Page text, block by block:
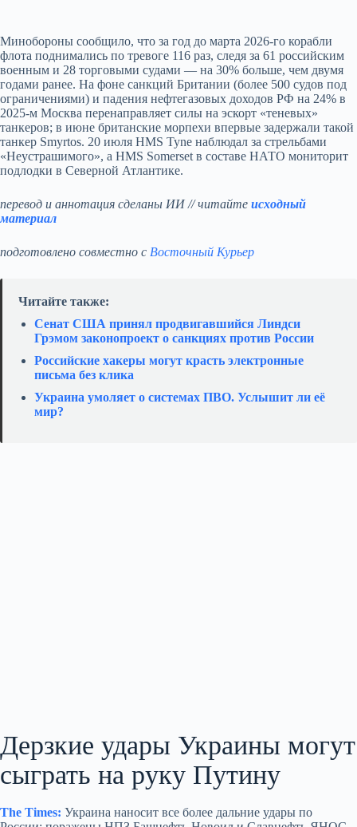
Минобороны сообщило, что за год до марта 2026-го корабли
флота поднимались по тревоге 116 раз, следя за 61 российским
военным и 28 торговыми судами — на 30% больше, чем двумя
годами ранее. На фоне санкций Британии (более 500 судов под
ограничениями) и падения нефтегазовых доходов РФ на 24% в
2025-м Москва перенаправляет силы на эскорт «теневых»
танкеров; в июне британские морпехи впервые задержали такой
танкер Smyrtos. 20 июля HMS Tyne наблюдал за стрельбами
«Неустрашимого», а HMS Somerset в составе НАТО мониторит
подлодки в Северной Атлантике.
перевод и аннотация сделаны ИИ // читайте исходный
материал
подготовлено совместно с Восточный Курьер
Читайте также:
Сенат США принял продвигавшийся Линдси
Грэмом законопроект о санкциях против России
Российские хакеры могут красть электронные
письма без клика
Украина умоляет о системах ПВО. Услышит ли её
мир?
Дерзкие удары Украины могут
сыграть на руку Путину
The Times: Украина наносит все более дальние удары по